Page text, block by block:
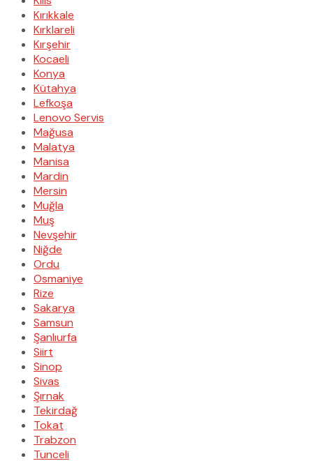
Kırıkkale
Kırklareli
Kırşehir
Kocaeli
Konya
Kütahya
Lefkoşa
Lenovo Servis
Mağusa
Malatya
Manisa
Mardin
Mersin
Muğla
Muş
Nevşehir
Niğde
Ordu
Osmaniye
Rize
Sakarya
Samsun
Şanlıurfa
Siirt
Sinop
Sivas
Şırnak
Tekirdağ
Tokat
Trabzon
Tunceli